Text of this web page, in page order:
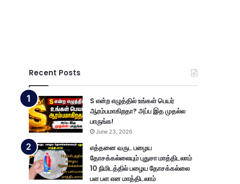
Recent Posts
S என்ற எழுத்தில் உங்கள் பெயர்
ஆரம்பமாகிறதா? அப்ப இத முதல்ல
பாருங்க!
June 23, 2026
எத்தனை வருட பழைய
தோசக்கல்லையும் புதுசா மாத்திடலாம்
10 நிமிடத்தில் பழைய தோசக்கல்லை
பள பள என மாத்திடலாம்